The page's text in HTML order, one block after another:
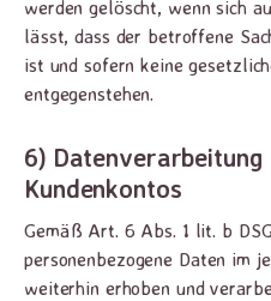
werden gelöscht, wenn sich
lässt, dass der betroffene
ist und sofern keine
entgegenstehen.
6)
Kundenkontos
Gemäß Art. 6 Abs. 1 lit. b
personenbezogene Daten im
weiterhin erhoben und